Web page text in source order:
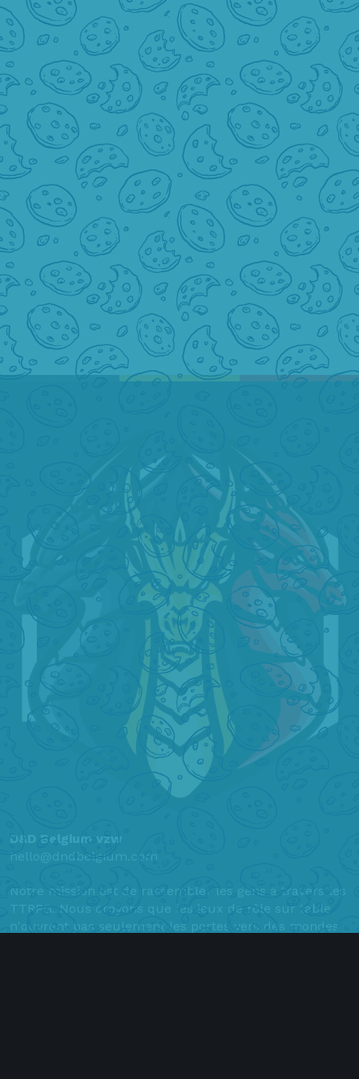
D&D Belgium vzw
hello@dndbelgium.com
Notre mission est de rassembler les gens à travers les
TTRPG. Nous croyons que les jeux de rôle sur table
n'ouvrent pas seulement les portes vers des mondes